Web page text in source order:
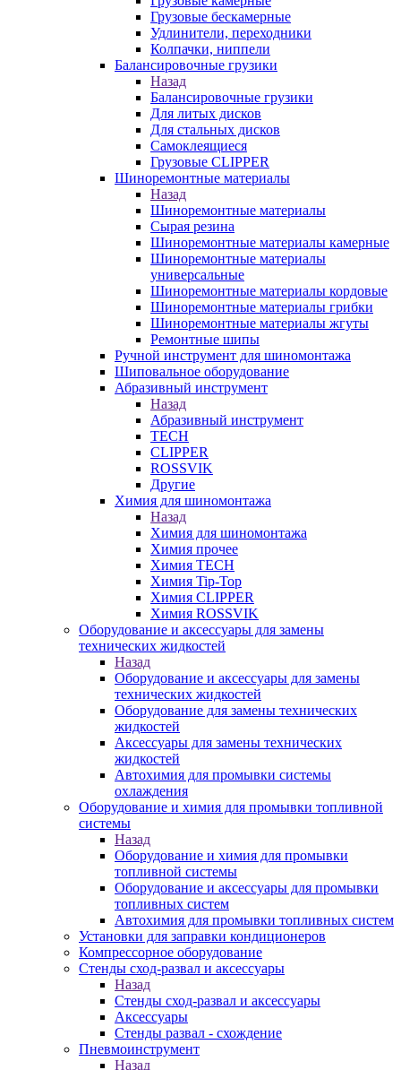
Грузовые бескамерные
Удлинители, переходники
Колпачки, ниппели
Балансировочные грузики
Назад
Балансировочные грузики
Для литых дисков
Для стальных дисков
Самоклеящиеся
Грузовые CLIPPER
Шиноремонтные материалы
Назад
Шиноремонтные материалы
Сырая резина
Шиноремонтные материалы камерные
Шиноремонтные материалы
универсальные
Шиноремонтные материалы кордовые
Шиноремонтные материалы грибки
Шиноремонтные материалы жгуты
Ремонтные шипы
Ручной инструмент для шиномонтажа
Шиповальное оборудование
Абразивный инструмент
Назад
Абразивный инструмент
TECH
CLIPPER
ROSSVIK
Другие
Химия для шиномонтажа
Назад
Химия для шиномонтажа
Химия прочее
Химия TECH
Химия Tip-Top
Химия CLIPPER
Химия ROSSVIK
Оборудование и аксессуары для замены
технических жидкостей
Назад
Оборудование и аксессуары для замены
технических жидкостей
Оборудование для замены технических
жидкостей
Аксессуары для замены технических
жидкостей
Автохимия для промывки системы
охлаждения
Оборудование и химия для промывки топливной
системы
Назад
Оборудование и химия для промывки
топливной системы
Оборудование и аксессуары для промывки
топливных систем
Автохимия для промывки топливных систем
Установки для заправки кондиционеров
Компрессорное оборудование
Стенды сход-развал и аксессуары
Назад
Стенды сход-развал и аксессуары
Аксессуары
Стенды развал - схождение
Пневмоинструмент
Назад